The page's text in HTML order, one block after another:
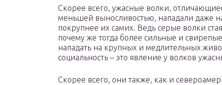
Скорее всего, ужасные волки,
меньшей выносливостью, нападали даже
покрупнее их самих. Ведь серые волки
почему же тогда более сильные и
нападать на крупных и медлительных
социальность – это явление у волков
Скорее всего, они также, как и